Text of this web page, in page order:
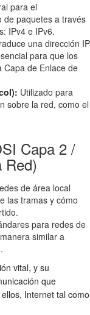
para el
de paquetes a través
IPv4 e IPv6.
una dirección IP
para que los
Capa de Enlace de
Utilizado para
sobre la red, como el
Capa 2 /
Red)
de área local
las tramas y cómo
para redes de
similar a
vital, y su
que
Internet tal como